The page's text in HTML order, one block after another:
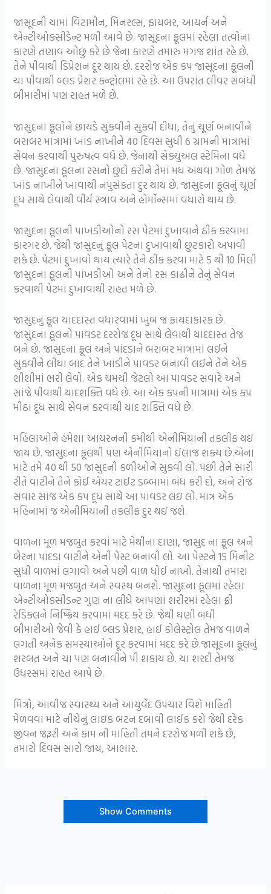
જાસૂદની ચામાં વિટામીન, મિનરલ્સ, ફાયબર, આયર્ન અને
એન્ટીઓક્સીડેન્ટ મળી આવે છે. જાસૂદના ફૂલમાં રહેલા તત્વોના
કારણે તણાવ ઓછું કરે છે જેના કારણે તમારું મગજ શાંત રહે છે.
તેને પીવાથી ડિપ્રેશન દૂર થાય છે. દરરોજ એક કપ જાસૂદના ફૂલની
ચા પીવાથી બ્લડ પ્રેશર કન્ટ્રોલમાં રહે છે. આ ઉપરાંત લીવર સંબંધી
બીમારીમાં પણ રાહત મળે છે.
જાસુદના ફૂલોને છાયડે સુકવીને સુકવી દીધા, તેનું ચૂર્ણ બનાવીને
બરાબર માત્રામાં ખાંડ નાખીને 40 દિવસ સુધી 6 ગ્રામની માત્રામાં
સેવન કરવાથી પુરુષત્વ વધે છે. જેનાથી સેક્યુઅલ સ્ટેમિના વધે
છે. જાસુદના ફૂલના રસનો છુંદો કરીને તેમાં મધ અથવા ગોળ તેમજ
ખાંડ નાખીને ખાવાથી નપુસંકતા દુર થાય છે. જાસુદના ફૂલનું ચૂર્ણ
દૂધ સાથે લેવાથી વીર્ય સ્ત્રાવ અને હોર્મોન્સમાં વધારો થાય છે.
જાસુદના ફૂલની પાખડીઓનો રસ પેટમાં દુખાવાને ઠીક કરવામાં
કારગર છે. જેથી જાસુદનું ફૂલ પેટના દુખાવાથી છુટકારો અપાવી
શકે છે. પેટમાં દુખાવો થાય ત્યારે તેને ઠીક કરવા માટે 5 થી 10 મિલી
જાસુદના ફૂલની પાંખડીઓ અને તેનો રસ કાઢીને તેનું સેવન
કરવાથી પેટમાં દુખાવાથી રાહત મળે છે.
જાસુદનું ફૂલ યાદદાસ્ત વધારવામાં ખુબ જ ફાયદાકારક છે.
જાસુદના ફૂલનો પાવડર દરરોજ દૂધ સાથે લેવાથી યાદદાસ્ત તેજ
બને છે. જાસુદના ફૂલ અને પાંદડાને બરાબર માત્રામાં લઈને
સુકવીને લીધા બાદ તેને ખાંડીને પાવડર બનાવી લઈને તેને એક
શીશીમાં ભરી લેવો. એક ચમચી જેટલો આ પાવડર સવારે અને
સાંજે પીવાથી યાદશક્તિ વધે છે. આ એક કપની માત્રામાં એક કપ
મીઠા દૂધ સાથે સેવન કરવાથી યાદ શક્તિ વધે છે.
મહિલાઓને હંમેશા આયરનની કમીથી એનીમિયાની તકલીફ થઇ
જાય છે. જાસુદના ફૂલથી પણ એનીમિયાનો ઈલાજ શક્ય છે.એના
માટે તમે 40 થી 50 જાસુદની કળીઓને સુકવી લો. પછી તેને સારી
રીતે વાટીને તેને કોઈ એયર ટાઈટ ડબ્બામાં બંધ કરી દો, અને રોજ
સવાર સાંજ એક કપ દૂધ સાથે આ પાવડર લઇ લો. માત્ર એક
મહિનામાં જ એનીમિયાની તકલીફ દુર થઇ જશે.
વાળના મૂળ મજબુત કરવાં માટે મેથીના દાણા, જાસુદ ના ફૂલ અને
બેરના પાંદડા વાટીને એની પેસ્ટ બનાવી લો. આ પેસ્ટને 15 મિનીટ
સુધી વાળમાં લગાવો અને પછી વાળ ધોઈ નાખો. તેનાથી તમારા
વાળના મૂળ મજબુત અને સ્વસ્થ બનશે. જાસુદના ફૂલમાં રહેલા
એન્ટીઓક્સીડન્ટ ગુણ ના લીધે આપણાં શરીરમાં રહેલા ફ્રી
રેડિકલને નિષ્ક્રિય કરવામાં મદદ કરે છે. જેથી ઘણી બધી
બીમારીઓ જેવી કે હાઈ બ્લડ પ્રેશર, હાઈ કોલેસ્ટ્રોલ તેમજ વાળને
લગતી અનેક સમસ્યાઓને દૂર કરવામાં મદદ કરે છે.જાસૂદના ફૂલનું
શરબત અને ચા પણ બનાવીને પી શકાય છે. ચા શરદી તેમજ
ઉધરસમાં રાહત આપે છે.
મિત્રો, આવીજ સ્વાસ્થ્ય અને આયુર્વેદ ઉપચાર વિશે માહિતી
મેળવવા માટે નીચેનું લાઇક બટન દબાવી લાઈક કરો જેથી દરેક
જીવન જરૂરી અને કામ ની માહિતી તમને દરરોજ મળી શકે છે,
તમારો દિવસ સારો જાય, આભાર.
Show Comments